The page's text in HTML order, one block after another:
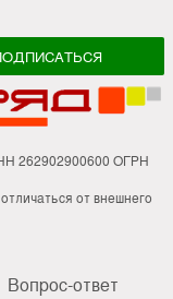
262902900600 ОГРН
от внешнего
Вопрос-ответ